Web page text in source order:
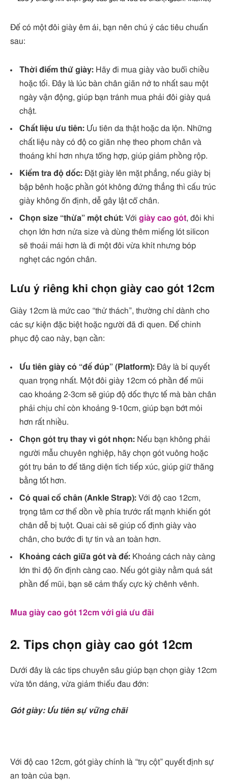
Để có một đôi giày êm ái, bạn nên chú ý các tiêu chuẩn
sau:
Thời điểm thử giày: Hãy đi mua giày vào buổi chiều
hoặc tối. Đây là lúc bàn chân giãn nở to nhất sau một
ngày vận động, giúp bạn tránh mua phải đôi giày quá
chật.
Chất liệu ưu tiên: Ưu tiên da thật hoặc da lộn. Những
chất liệu này có độ co giãn nhẹ theo phom chân và
thoáng khí hơn nhựa tổng hợp, giúp giảm phồng rộp.
Kiểm tra độ dốc: Đặt giày lên mặt phẳng, nếu giày bị
bập bênh hoặc phần gót không đứng thẳng thì cấu trúc
giày không ổn định, dễ gây lật cổ chân.
Chọn size “thừa” một chút: Với giày cao gót, đôi khi
chọn lớn hơn nửa size và dùng thêm miếng lót silicon
sẽ thoải mái hơn là đi một đôi vừa khít nhưng bóp
nghẹt các ngón chân.
Lưu ý riêng khi chọn giày cao gót 12cm
Giày 12cm là mức cao “thử thách”, thường chỉ dành cho
các sự kiện đặc biệt hoặc người đã đi quen. Để chinh
phục độ cao này, bạn cần:
Ưu tiên giày có “đế đúp” (Platform): Đây là bí quyết
quan trọng nhất. Một đôi giày 12cm có phần đế mũi
cao khoảng 2-3cm sẽ giúp độ dốc thực tế mà bàn chân
phải chịu chỉ còn khoảng 9-10cm, giúp bạn bớt mỏi
hơn rất nhiều.
Chọn gót trụ thay vì gót nhọn: Nếu bạn không phải
người mẫu chuyên nghiệp, hãy chọn gót vuông hoặc
gót trụ bản to để tăng diện tích tiếp xúc, giúp giữ thăng
bằng tốt hơn.
Có quai cổ chân (Ankle Strap): Với độ cao 12cm,
trọng tâm cơ thể dồn về phía trước rất mạnh khiến gót
chân dễ bị tuột. Quai cài sẽ giúp cố định giày vào
chân, cho bước đi tự tin và an toàn hơn.
Khoảng cách giữa gót và đế: Khoảng cách này càng
lớn thì độ ổn định càng cao. Nếu gót giày nằm quá sát
phần đế mũi, bạn sẽ cảm thấy cực kỳ chênh vênh.
Mua giày cao gót 12cm với giá ưu đãi
2. Tips chọn giày cao gót 12cm
Dưới đây là các tips chuyên sâu giúp bạn chọn giày 12cm
vừa tôn dáng, vừa giảm thiểu đau đớn:
Gót giày: Ưu tiên sự vững chãi
Với độ cao 12cm, gót giày chính là “trụ cột” quyết định sự
an toàn của bạn.